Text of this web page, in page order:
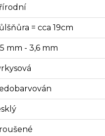
= cca 19cm
mm - 3,6 mm